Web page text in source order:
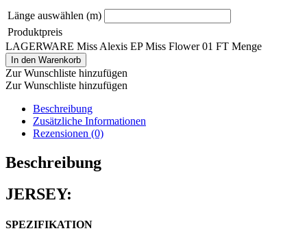
Länge auswählen (m)
Produktpreis
LAGERWARE Miss Alexis EP Miss Flower 01 FT Menge
In den Warenkorb
Zur Wunschliste hinzufügen
Zur Wunschliste hinzufügen
Beschreibung
Zusätzliche Informationen
Rezensionen (0)
Beschreibung
JERSEY:
SPEZIFIKATION